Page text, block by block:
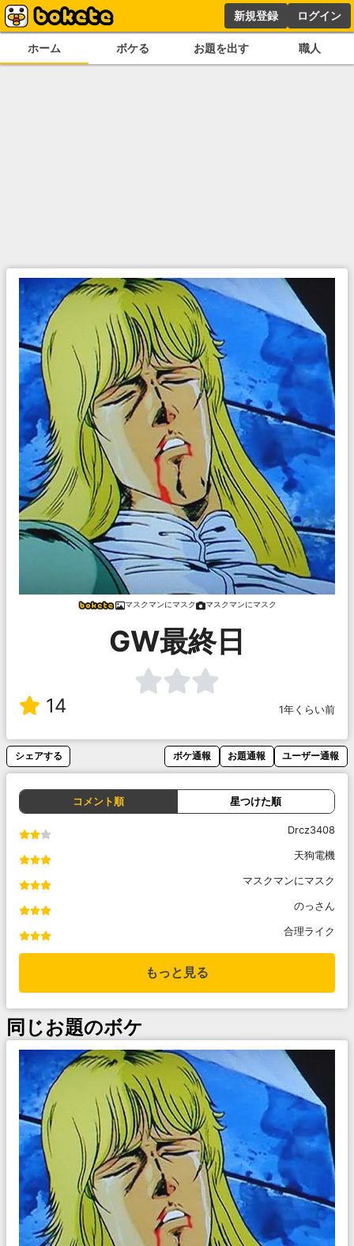
新規登録 ログイン
ホーム ボケる お題を出す 職人
マスクマンにマスク マスクマンにマスク
GW最終日
14 1年くらい前
シェアする ボケ通報 お題通報 ユーザー通報
コメント順 星つけた順
Drcz3408
天狗電機
マスクマンにマスク
のっさん
合理ライク
もっと見る
同じお題のボケ